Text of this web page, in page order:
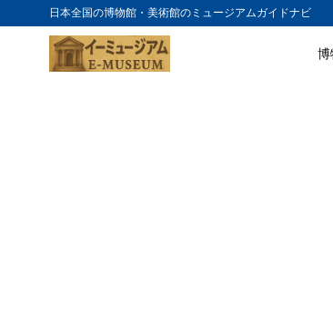
日本全国の博物館・美術館のミュージアムガイドナビ
博
目